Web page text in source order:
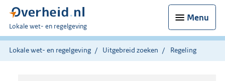
Menu
U
bent
hier:
Lokale wet- en regelgeving
Lokale wet- en regelgeving Uitgebreid zoeken Regeling